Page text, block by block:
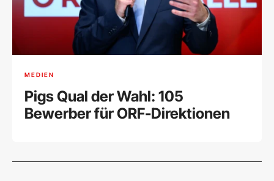
MEDIEN
Pigs Qual der Wahl: 105
Bewerber für ORF-Direktionen